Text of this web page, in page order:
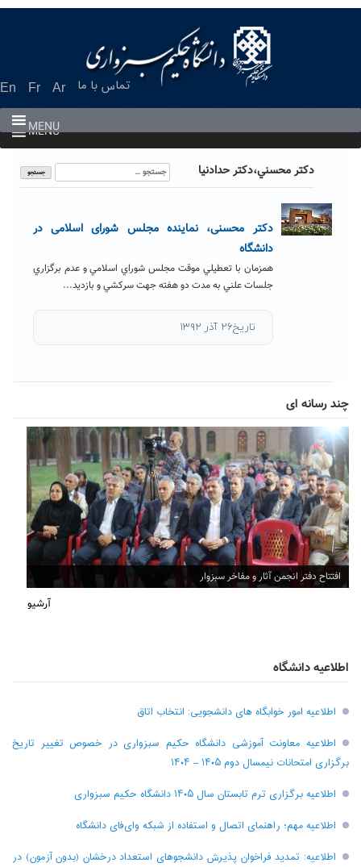
En Fr Ar تماس با ما
MENU
MENU
دکتر محسني،دکتر حدادنیا
جستجو
برای:
دکتر محسنی، نماینده مجلس شورای اسلامی در
دانشگاه
همزمان با تعطيلي موقت مجلس شوراي اسلامي و عدم برگزاري
جلسات علني به مدت دو هفته جهت سرکشي و بازديد...
تاریخ۲۶ آذر ۱۳۹۲
چند رسانه ای
افتتاح دفتر انجمن آثار و مفاخر سبزوار
آرشیو
اطلاعیه دانشگاه
اطلاعیه امور خوابگاه های دانشجویی: انتخاب اتاق
اطلاعیه معاونت آموزشی دانشگاه حکیم سبزواری در خصوص تغییر تاریخ
برگزاری امتحانات نیمسال دوم ۱۴۰۵ – ۱۴۰۴
اطلاعیه برگزاری ترم تابستان سال ۱۴۰۵ دانشگاه حکیم سبزواری
اطلاعیه مهم؛ راهنمای اتصال و استفاده از شبکه وای‌فای دانشگاه
اطلاعیه: تمدید فراخوان پذیرش دانشجو‌های استعداد درخشان (بدون آزمون) در